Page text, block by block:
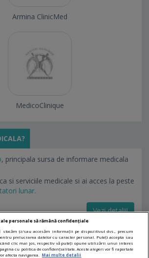
Armina ClinicMed
MedicoClinique
, principala sursa de informare medicala
si serviciile medicale si ai acces la peste
lunar.
Vezi detalii!
personale să rămână confidențiale
stocăm și/sau accesăm informații pe dispozitivul dvs., precum
prelucrarea datelor cu caracter personal. Puteți accepta sau
clic mai jos, respectiv vă puteți opune utilizării unui interes
cu politica de confidențialitate. Aceste alegeri vor fi raportate
afecta navigarea.
Mai multe detalii